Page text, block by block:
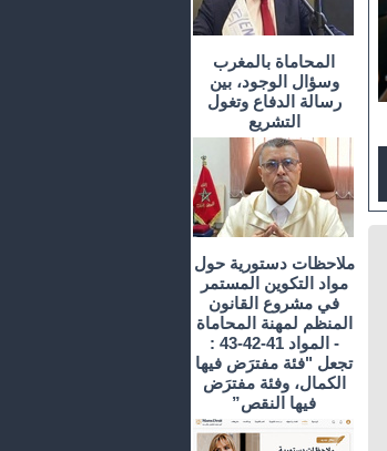
المحاماة بالمغرب
وسؤال الوجود، بين
رسالة الدفاع وتغول
التشريع
ملاحظات دستورية حول
مواد التكوين المستمر
في مشروع القانون
المنظم لمهنة المحاماة
- المواد 41-42-43 :
تجعل "فئة مفترَض فيها
الكمال، وفئة مفترَض
فيها النقص”